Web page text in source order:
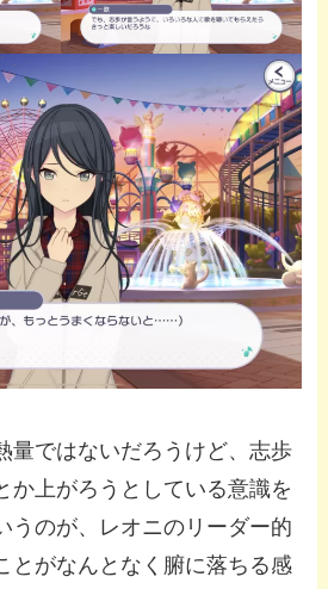
量ではないだろうけど、志歩
か上がろうとしている意識を
うのが、レオニのリーダー的
とがなんとなく腑に落ちる感